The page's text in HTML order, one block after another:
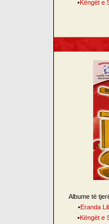
•Këngët e
Albume të
•Eranda
•Këngët e